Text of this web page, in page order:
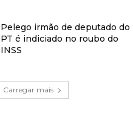
Pelego irmão de deputado do
PT é indiciado no roubo do
INSS
Carregar mais